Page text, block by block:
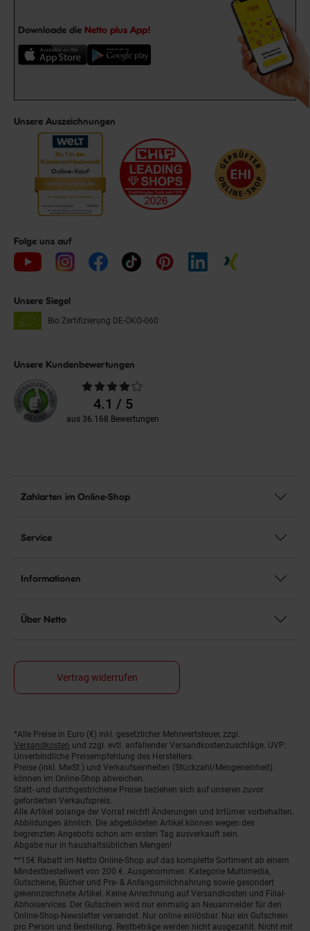
Downloade die Netto plus App!
Unsere Auszeichnungen
Folge uns auf
Unsere Siegel
Bio Zertifizierung DE-ÖKO-060
Unsere Kundenbewertungen
Durchschnittliche
Bewertungen4.1 / 5
aus 36.168 Bewertungen
Zahlarten im Online-Shop
Service
Informationen
Über Netto
Vertrag widerrufen
Fußnoten
*Alle Preise in Euro (€) inkl. gesetzlicher Mehrwertsteuer, zzgl.
Versandkosten und zzgl. evtl. anfallender Versandkostenzuschläge. UVP:
Unverbindliche Preisempfehlung des Herstellers.
Preise (inkl. MwSt.) und Verkaufseinheiten (Stückzahl/Mengeneinheit)
können im Online-Shop abweichen.
Statt- und durchgestrichene Preise beziehen sich auf unseren zuvor
geforderten Verkaufspreis.
Alle Artikel solange der Vorrat reicht! Änderungen und Irrtümer vorbehalten.
Abbildungen ähnlich. Die abgebildeten Artikel können wegen des
begrenzten Angebots schon am ersten Tag ausverkauft sein.
Abgabe nur in haushaltsüblichen Mengen!
**15€ Rabatt im Netto Online-Shop auf das komplette Sortiment ab einem
Mindestbestellwert von 200 €. Ausgenommen: Kategorie Multimedia,
Gutscheine, Bücher und Pre- & Anfangsmilchnahrung sowie gesondert
gekennzeichnete Artikel. Keine Anrechnung auf Versandkosten und Filial-
Abholservices. Der Gutschein wird nur einmalig an Neuanmelder für den
Online-Shop-Newsletter versendet. Nur online einlösbar. Nur ein Gutschein
pro Person und Bestellung. Restbeträge werden nicht ausgezahlt. Nicht mit